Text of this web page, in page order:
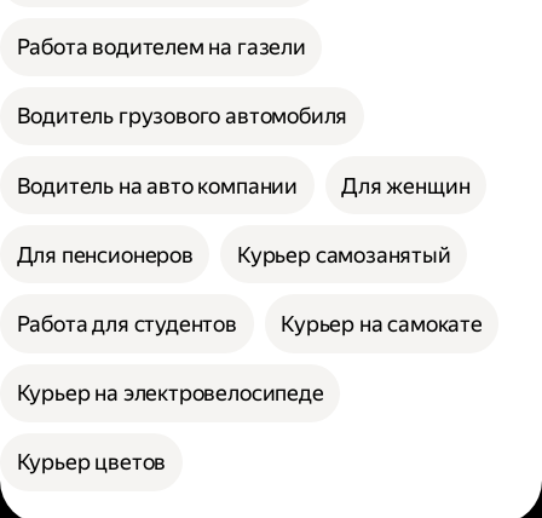
Работа водителем на газели
Водитель грузового автомобиля
Водитель на авто компании Для женщин
Для пенсионеров Курьер самозанятый
Работа для студентов Курьер на самокате
Курьер на электровелосипеде
Курьер цветов